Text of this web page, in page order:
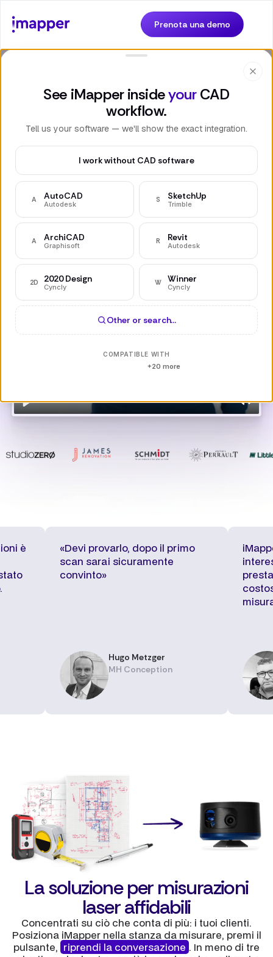
Prenota una demo
See iMapper insideyourCAD
workflow.
Tell us your software — we'll show the exact integration.
I work without CAD software
A AutoCAD
Autodesk
S SketchUp
Trimble
A ArchiCAD
Graphisoft
R Revit
Autodesk
2D 2020 Design
Cyncly
W Winner
Cyncly
Other or search…
COMPATIBLE WITH
+20 more
iMapper, il nuovo laser scanner
2D per misurazioni affidabili
da app ed è ancora più precisa: garantisce
un'accuratezza di ±2mm ed effettua sezioni con +3000
punti.
Prenota una demo
Play
01:29
Mute
è
«Devi provarlo, dopo il primo
scan sarai sicuramente
convinto»
Hugo Metzger
MH Conception
La soluzione per misurazioni
laser affidabili
Concentrati su ciò che conta di più: i tuoi clienti.
Posiziona iMapper nella stanza da misurare, premi il
pulsante, riprendi la conversazione . In meno di tre